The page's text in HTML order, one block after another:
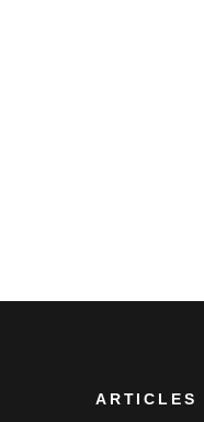
ARTICLES